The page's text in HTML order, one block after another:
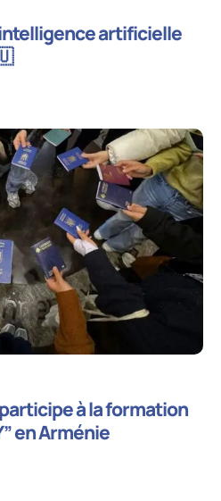
artificielle
à la formation
en Arménie